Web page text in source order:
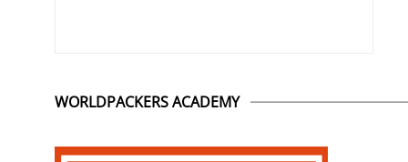
WORLDPACKERS ACADEMY